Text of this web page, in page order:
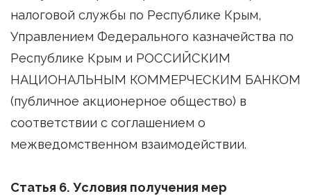
налоговой службы по Республике Крым,
Управлением Федерального казначейства по
Республике Крым и РОССИЙСКИМ
НАЦИОНАЛЬНЫМ КОММЕРЧЕСКИМ БАНКОМ
(публичное акционерное общество) в
соответствии с соглашением о
межведомственном взаимодействии.
Статья 6. Условия получения мер